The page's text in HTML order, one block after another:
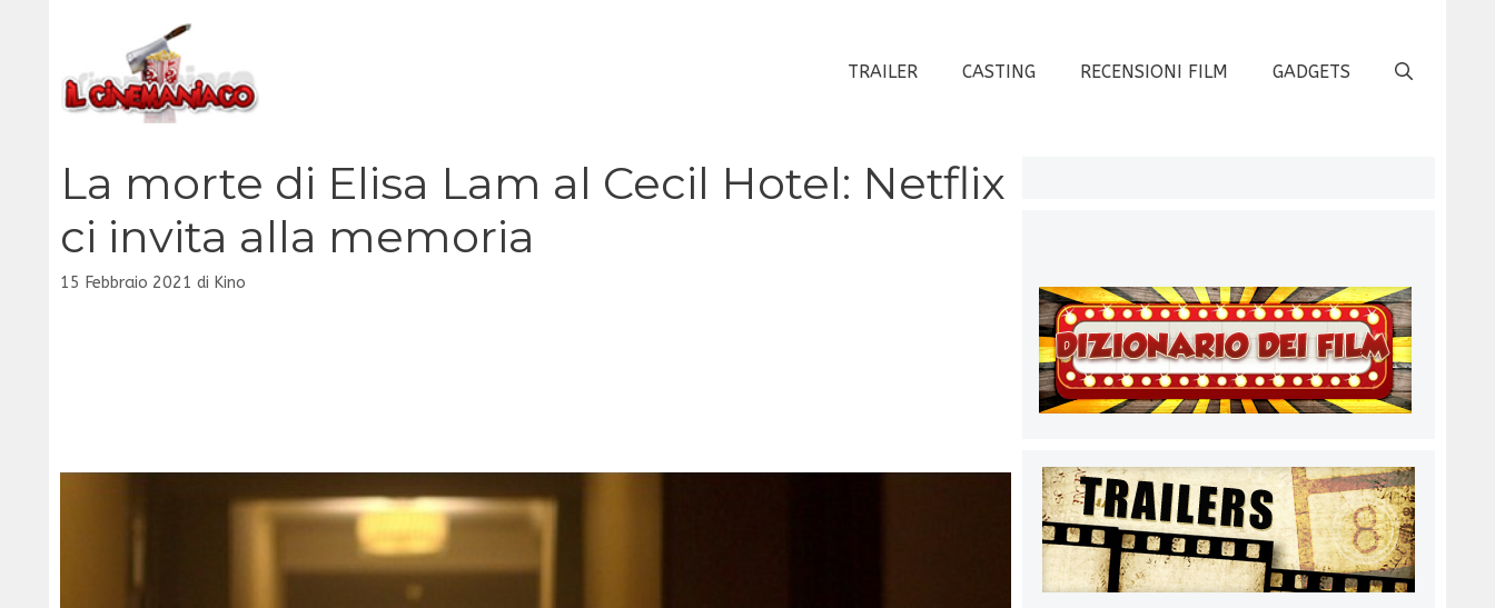
contenuto
TRAILER CASTING RECENSIONI FILM GADGETS
La morte di Elisa Lam al Cecil Hotel: Netflix
ci invita alla memoria
15 Febbraio 2021 di Kino